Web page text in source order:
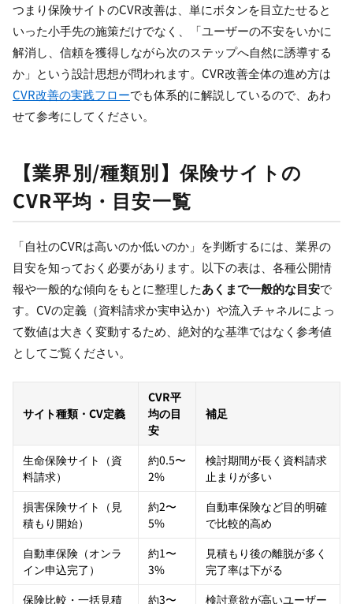
つまり保険サイトのCVR改善は、単にボタンを目立たせると
いった小手先の施策だけでなく、「ユーザーの不安をいかに
解消し、信頼を獲得しながら次のステップへ自然に誘導する
か」という設計思想が問われます。CVR改善全体の進め方は
CVR改善の実践フローでも体系的に解説しているので、あわ
せて参考にしてください。
【業界別/種類別】保険サイトの
CVR平均・目安一覧
「自社のCVRは高いのか低いのか」を判断するには、業界の
目安を知っておく必要があります。以下の表は、各種公開情
報や一般的な傾向をもとに整理したあくまで一般的な目安で
す。CVの定義（資料請求か実申込か）や流入チャネルによっ
て数値は大きく変動するため、絶対的な基準ではなく参考値
としてご覧ください。
サイト種類・CV定義
CVR平
均の目
安
補足
生命保険サイト（資
料請求）
約0.5〜
2%
検討期間が長く資料請求
止まりが多い
損害保険サイト（見
積もり開始）
約2〜
5%
自動車保険など目的明確
で比較的高め
自動車保険（オンラ
イン申込完了）
約1〜
3%
見積もり後の離脱が多く
完了率は下がる
保険比較・一括見積
約3〜 検討意欲が高いユーザー